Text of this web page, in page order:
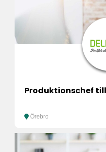
Produktionschef
Örebro